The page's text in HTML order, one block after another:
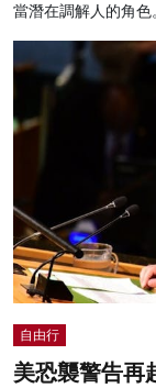
當潛在調解人的角色
自由行
美恐襲警告再